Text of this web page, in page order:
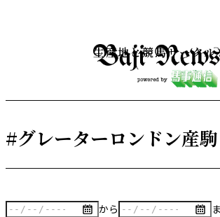
生産地と競馬サーク
#グレーターロンドン産駒
から